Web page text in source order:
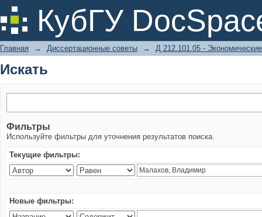
КубГУ
Искать
Главная → Диссертационные советы → Д 212.101.05 -
Искать
Фильтры
Используйте фильтры для уточнения результатов поиска.
Текущие фильтры:
Новые фильтры: